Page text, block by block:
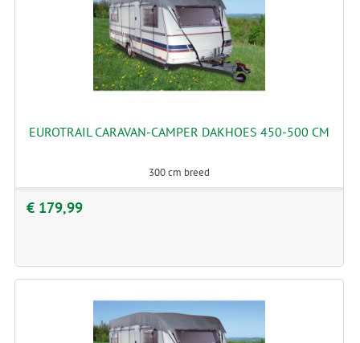
EUROTRAIL CARAVAN-CAMPER DAKHOES 450-500 CM
300 cm breed
€ 179,99